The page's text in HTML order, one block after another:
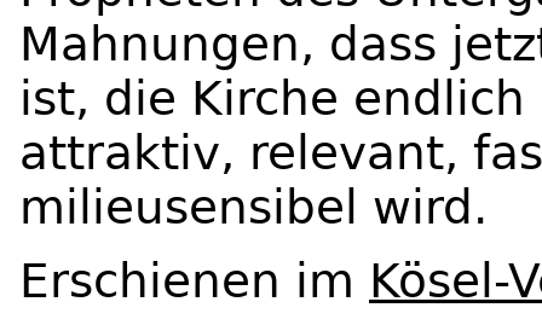
Mahnungen, dass
ist, die Kirche
attraktiv, relevant,
milieusensibel wird.
Erschienen im Kösel-